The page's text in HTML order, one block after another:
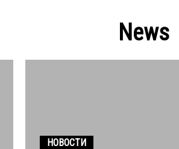
News
НОВОСТИ